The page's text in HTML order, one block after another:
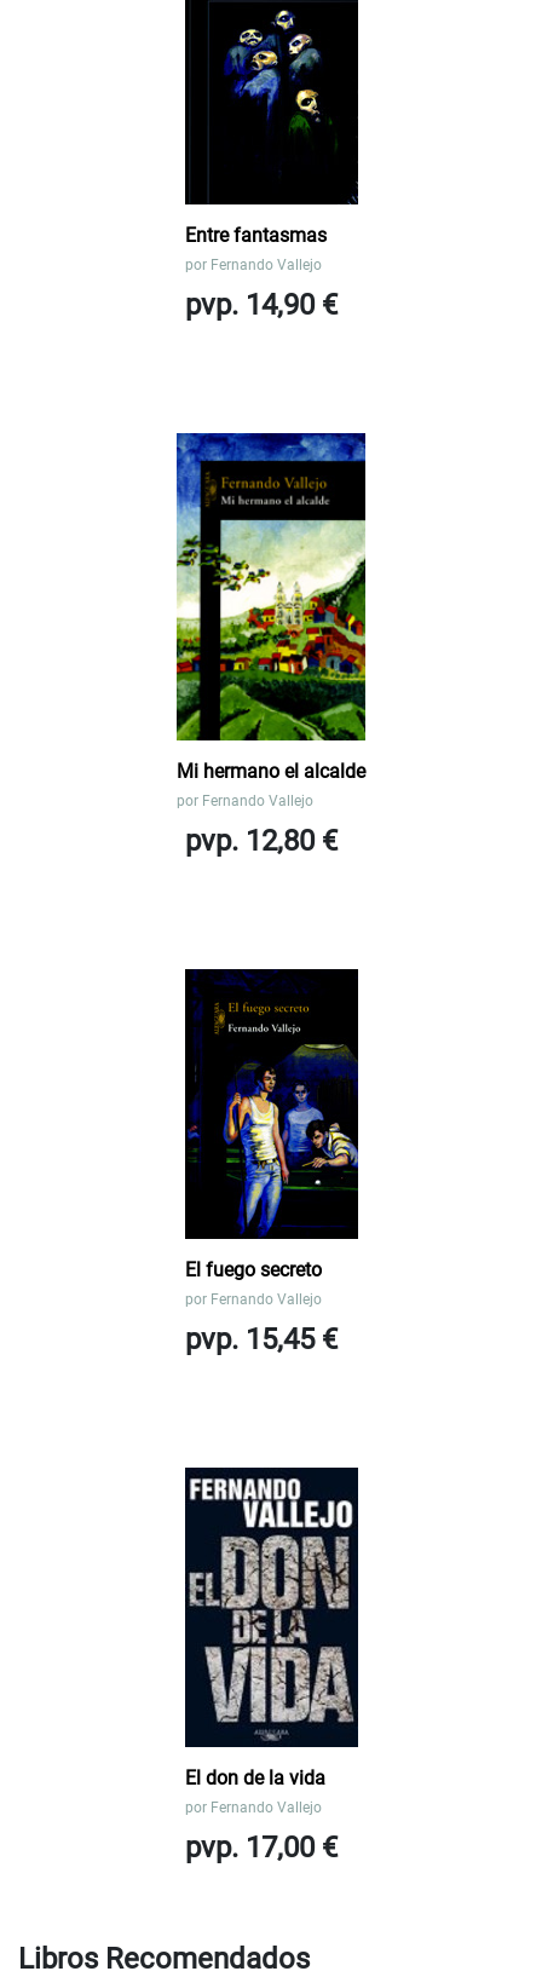
Entre fantasmas
por Fernando Vallejo
pvp. 14,90 €
Mi hermano el alcalde
por Fernando Vallejo
pvp. 12,80 €
El fuego secreto
por Fernando Vallejo
pvp. 15,45 €
El don de la vida
por Fernando Vallejo
pvp. 17,00 €
Libros Recomendados